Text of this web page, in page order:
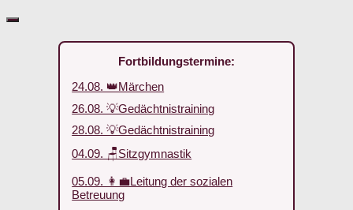
Fortbildungstermine:
24.08. 👑Märchen
26.08. 💡Gedächtnistraining
28.08. 💡Gedächtnistraining
04.09. 🪑Sitzgymnastik
05.09. 👩‍💼Leitung der sozialen
Betreuung